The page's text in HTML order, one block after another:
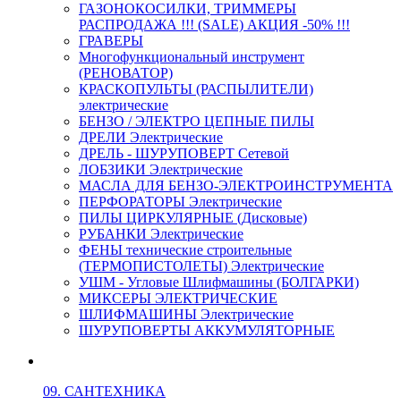
ГАЗОНОКОСИЛКИ, ТРИММЕРЫ
РАСПРОДАЖА !!! (SALE) АКЦИЯ -50% !!!
ГРАВЕРЫ
Многофункциональный инструмент
(РЕНОВАТОР)
КРАСКОПУЛЬТЫ (РАСПЫЛИТЕЛИ)
электрические
БЕНЗО / ЭЛЕКТРО ЦЕПНЫЕ ПИЛЫ
ДРЕЛИ Электрические
ДРЕЛЬ - ШУРУПОВЕРТ Сетевой
ЛОБЗИКИ Электрические
МАСЛА ДЛЯ БЕНЗО-ЭЛЕКТРОИНСТРУМЕНТА
ПЕРФОРАТОРЫ Электрические
ПИЛЫ ЦИРКУЛЯРНЫЕ (Дисковые)
РУБАНКИ Электрические
ФЕНЫ технические строительные
(ТЕРМОПИСТОЛЕТЫ) Электрические
УШМ - Угловые Шлифмашины (БОЛГАРКИ)
МИКСЕРЫ ЭЛЕКТРИЧЕСКИЕ
ШЛИФМАШИНЫ Электрические
ШУРУПОВЕРТЫ АККУМУЛЯТОРНЫЕ
09. САНТЕХНИКА